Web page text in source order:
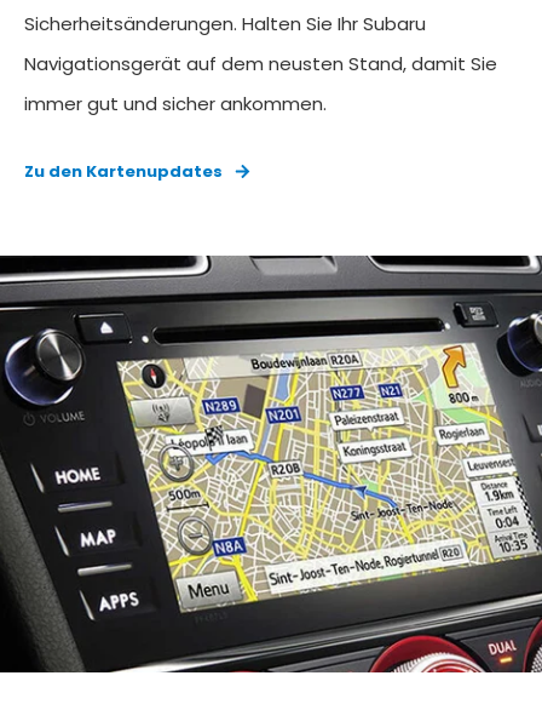
Sicherheitsänderungen. Halten Sie Ihr Subaru
Navigationsgerät auf dem neusten Stand, damit Sie
immer gut und sicher ankommen.
Zu den Kartenupdates